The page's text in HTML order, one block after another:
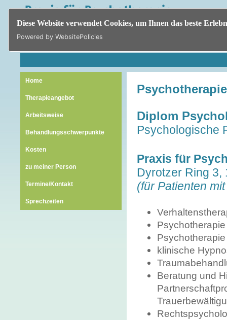
Diese Website verwendet Cookies, um Ihnen das beste
Powered by WebsitePolicies
Home
Therapieangebot
Arbeitsweise
Behandlungsschwerpunkte
Kosten
zu meiner Person
Termine/Kontakt
Sprechzeiten
Diplom
Psychologische
Praxis für
Dyrotzer Ring 3,
(für Patienten
klinische
Beratung und